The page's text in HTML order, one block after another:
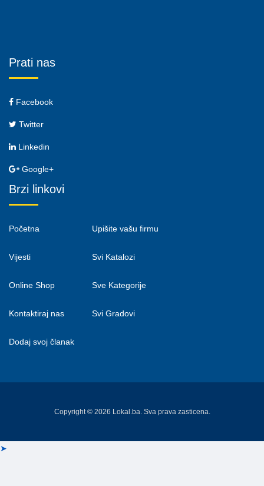
Prati nas
Facebook
Twitter
Linkedin
Google+
Brzi linkovi
Početna
Vijesti
Online Shop
Kontaktiraj nas
Dodaj svoj članak
Upišite vašu firmu
Svi Katalozi
Sve Kategorije
Svi Gradovi
Copyright © 2026 Lokal.ba. Sva prava zasticena.
➤